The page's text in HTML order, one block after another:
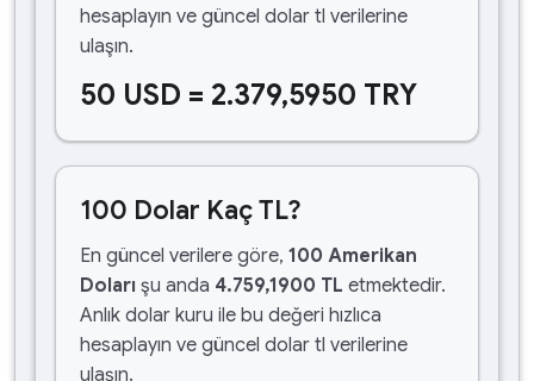
hesaplayın ve güncel dolar tl verilerine
ulaşın.
50 USD = 2.379,5950 TRY
100 Dolar Kaç TL?
En güncel verilere göre, 100 Amerikan
Doları şu anda 4.759,1900 TL etmektedir.
Anlık dolar kuru ile bu değeri hızlıca
hesaplayın ve güncel dolar tl verilerine
ulaşın.